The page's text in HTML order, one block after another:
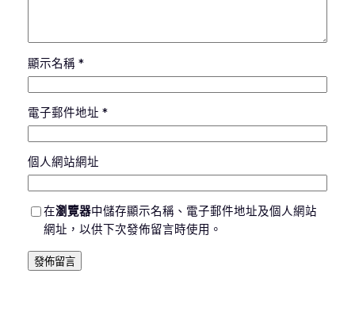
顯示名稱 *
電子郵件地址 *
個人網站網址
在瀏覽器中儲存顯示名稱、電子郵件地址及個人網站
網址，以供下次發佈留言時使用。